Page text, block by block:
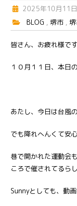
2025年10月11日
BLOG ,堺市 ,
皆さん、お疲れ様です
１０月１１日、本日
あたし、今日は台風
でも降れへんくて安
巷で開かれた運動会
ころで催されてるら
Sunnyとしても、動